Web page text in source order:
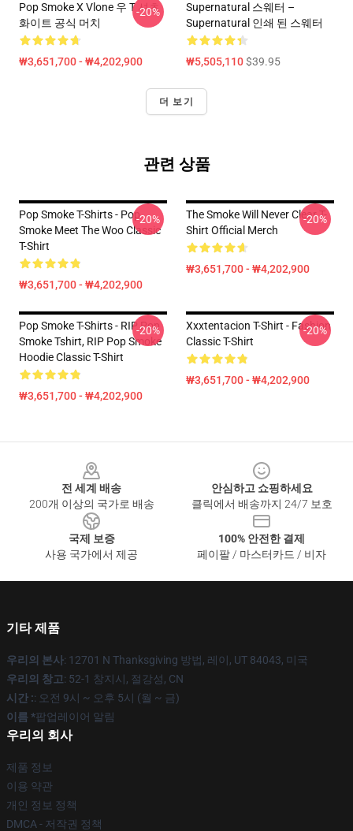
Pop Smoke X Vlone 우 T 셔츠
화이트 공식 머치
₩3,651,700 - ₩4,202,900
-20%
Supernatural 스웨터 –
Supernatural 인쇄 된 스웨터
₩5,505,110$39.95
더 보기
관련 상품
Pop Smoke T-Shirts - Pop
Smoke Meet The Woo Classic
T-Shirt
₩3,651,700 - ₩4,202,900
-20%
The Smoke Will Never Clear T-
Shirt Official Merch
₩3,651,700 - ₩4,202,900
-20%
Pop Smoke T-Shirts - RIP Pop
Smoke Tshirt, RIP Pop Smoke
Hoodie Classic T-Shirt
₩3,651,700 - ₩4,202,900
-20%
Xxxtentacion T-Shirt - Fashion
Classic T-Shirt
₩3,651,700 - ₩4,202,900
-20%
전 세계 배송
200개 이상의 국가로 배송
안심하고 쇼핑하세요
클릭에서 배송까지 24/7 보호
국제 보증
사용 국가에서 제공
100% 안전한 결제
페이팔 / 마스터카드 / 비자
기타 제품
우리의 본사: 12701 N Thanksgiving 방법, 레이, UT 84043, 미국
우리의 창고: 52-1 창지시, 절강성, CN
시간 :: 오전 9시 ~ 오후 5시 (월 ~ 금)
이름 *팝업레이어 알림
우리의 회사
제품 정보
이용 약관
개인 정보 정책
DMCA - 저작권 정책